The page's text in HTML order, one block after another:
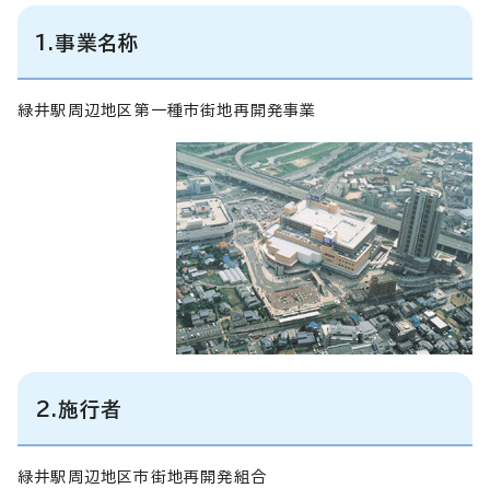
1.事業名称
緑井駅周辺地区第一種市街地再開発事業
2.施行者
緑井駅周辺地区市街地再開発組合